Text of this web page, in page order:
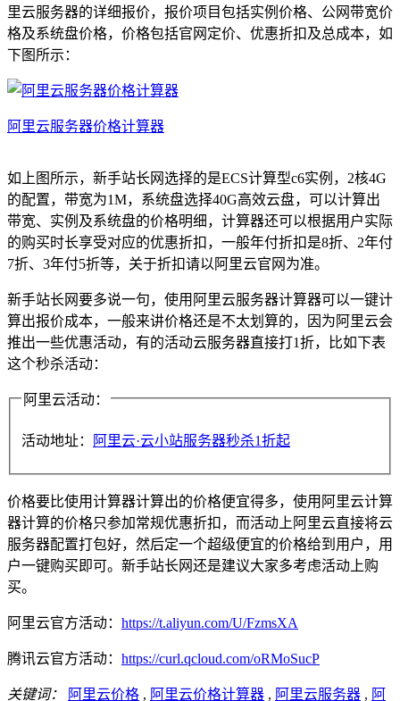
里云服务器的详细报价，报价项目包括实例价格、公网带宽价
格及系统盘价格，价格包括官网定价、优惠折扣及总成本，如
下图所示：
阿里云服务器价格计算器
如上图所示，新手站长网选择的是ECS计算型c6实例，2核4G
的配置，带宽为1M，系统盘选择40G高效云盘，可以计算出
带宽、实例及系统盘的价格明细，计算器还可以根据用户实际
的购买时长享受对应的优惠折扣，一般年付折扣是8折、2年付
7折、3年付5折等，关于折扣请以阿里云官网为准。
新手站长网要多说一句，使用阿里云服务器计算器可以一键计
算出报价成本，一般来讲价格还是不太划算的，因为阿里云会
推出一些优惠活动，有的活动云服务器直接打1折，比如下表
这个秒杀活动：
阿里云活动：
活动地址： 阿里云·云小站服务器秒杀1折起
价格要比使用计算器计算出的价格便宜得多，使用阿里云计算
器计算的价格只参加常规优惠折扣，而活动上阿里云直接将云
服务器配置打包好，然后定一个超级便宜的价格给到用户，用
户一键购买即可。新手站长网还是建议大家多考虑活动上购
买。
阿里云官方活动： https://t.aliyun.com/U/FzmsXA
腾讯云官方活动： https://curl.qcloud.com/oRMoSucP
关键词： 阿里云价格 , 阿里云价格计算器 , 阿里云服务器 , 阿